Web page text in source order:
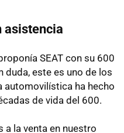
asistencia
SEAT con su 600
duda, este es uno de los
automovilística ha hecho
de vida del 600.
la venta en nuestro